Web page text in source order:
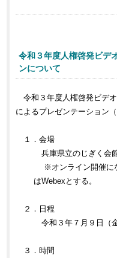
令和３年度人権啓発ビデ
ンについて
令和３年度人権啓発ビデ
によるプレゼンテーション
１．会場
兵庫県立のじぎく会
※オンライン開催に
はWebexとする。
２．日程
令和３年７月９日（金
３．時間